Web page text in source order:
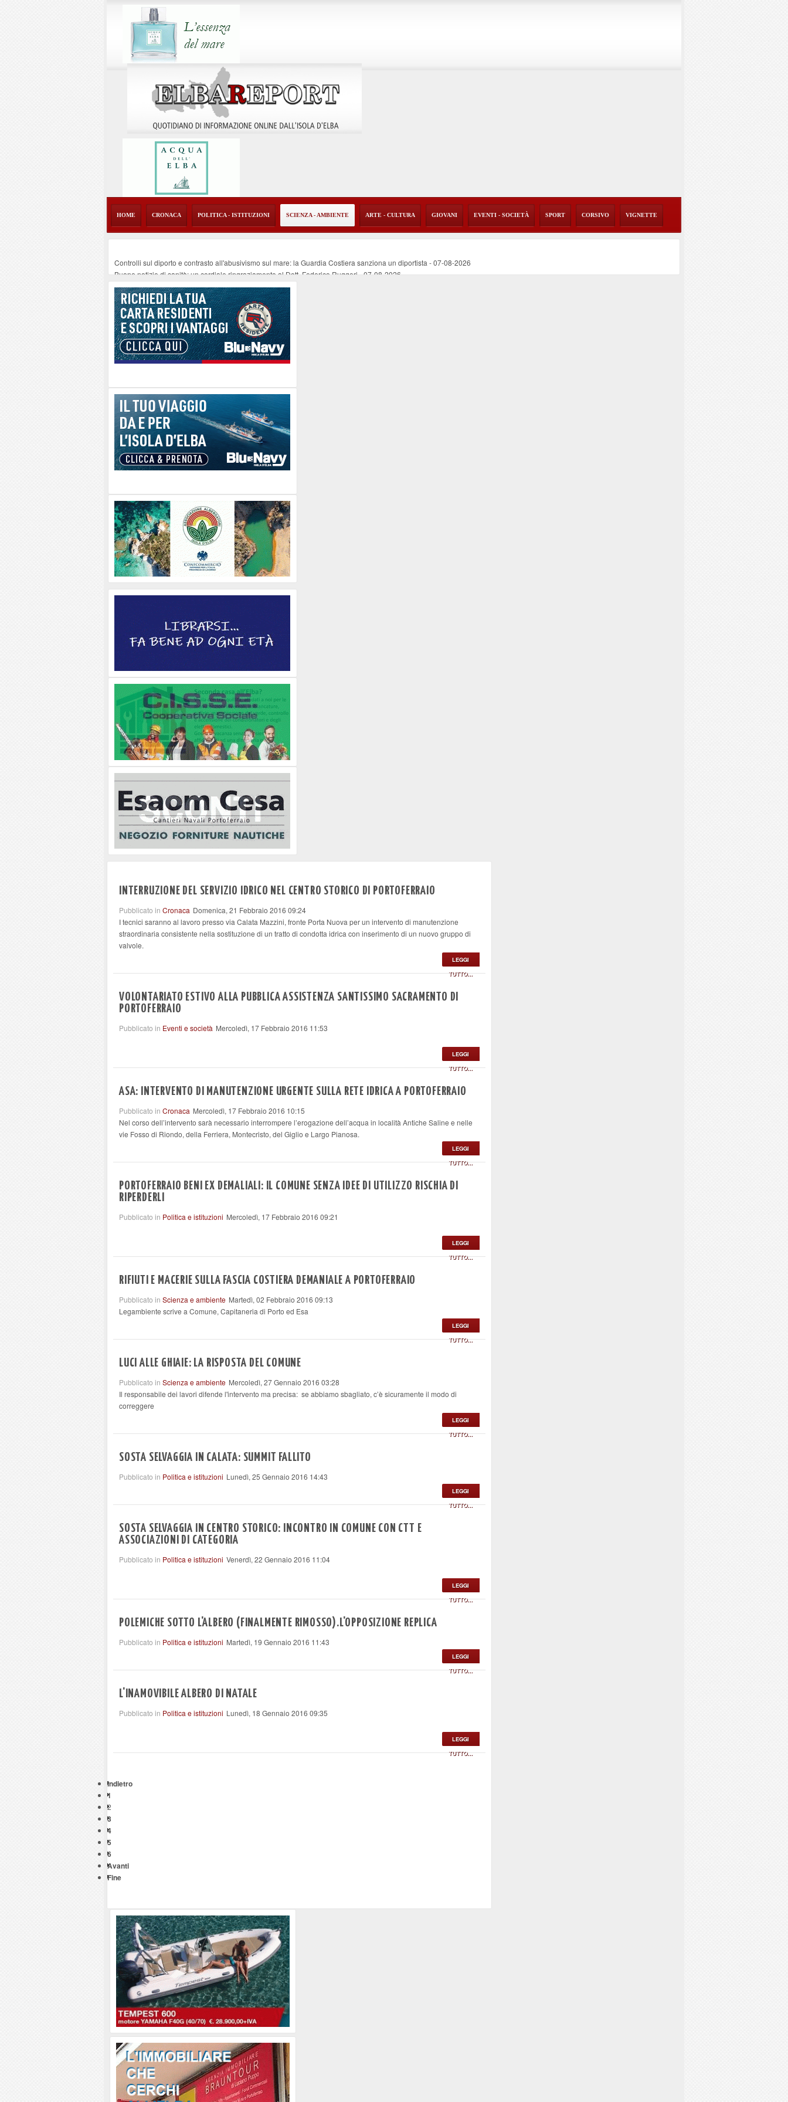
HOME CRONACA POLITICA - ISTITUZIONI SCIENZA - AMBIENTE ARTE - CULTURA GIOVANI EVENTI - SOCIETÀ SPORT CORSIVO VIGNETTE
Controlli sul diporto e contrasto all'abusivismo sul mare: la Guardia Costiera sanziona un diportista -07-08-2026
Buone notizie di sanità: un cordiale ringraziamento al Dott. Federico Ruggeri-07-08-2026
Altiero Spinelli e Ursula Hirschmann all'Elba: riaffiora una testimonianza del 1966
Capoliveri, potenziata la pulizia dei bordi stradali-07-08-2026
Marina di Campo tra i porti interessati dal nuovo piano dell'Autorità portuale regionale
INTERRUZIONE DEL SERVIZIO IDRICO NEL CENTRO STORICO DI PORTOFERRAIO
Pubblicato in Cronaca Domenica, 21 Febbraio 2016 09:24
I tecnici saranno al lavoro presso via Calata Mazzini, fronte Porta Nuova per un intervento di manutenzione
straordinaria consistente nella sostituzione di un tratto di condotta idrica con inserimento di un nuovo gruppo di
valvole.
LEGGI
TUTTO...
VOLONTARIATO ESTIVO ALLA PUBBLICA ASSISTENZA SANTISSIMO SACRAMENTO DI
PORTOFERRAIO
Pubblicato in Eventi e società Mercoledì, 17 Febbraio 2016 11:53
LEGGI
TUTTO...
ASA: INTERVENTO DI MANUTENZIONE URGENTE SULLA RETE IDRICA A PORTOFERRAIO
Pubblicato in Cronaca Mercoledì, 17 Febbraio 2016 10:15
Nel corso dell’intervento sarà necessario interrompere l’erogazione dell’acqua in località Antiche Saline e nelle
vie Fosso di Riondo, della Ferriera, Montecristo, del Giglio e Largo Pianosa.
LEGGI
TUTTO...
PORTOFERRAIO BENI EX DEMALIALI: IL COMUNE SENZA IDEE DI UTILIZZO RISCHIA DI
RIPERDERLI
Pubblicato in Politica e istituzioni Mercoledì, 17 Febbraio 2016 09:21
LEGGI
TUTTO...
RIFIUTI E MACERIE SULLA FASCIA COSTIERA DEMANIALE A PORTOFERRAIO
Pubblicato in Scienza e ambiente Martedì, 02 Febbraio 2016 09:13
Legambiente scrive a Comune, Capitaneria di Porto ed Esa
LEGGI
TUTTO...
LUCI ALLE GHIAIE: LA RISPOSTA DEL COMUNE
Pubblicato in Scienza e ambiente Mercoledì, 27 Gennaio 2016 03:28
Il responsabile dei lavori difende l'intervento ma precisa: se abbiamo sbagliato, c’è sicuramente il modo di
correggere
LEGGI
TUTTO...
SOSTA SELVAGGIA IN CALATA: SUMMIT FALLITO
Pubblicato in Politica e istituzioni Lunedì, 25 Gennaio 2016 14:43
LEGGI
TUTTO...
SOSTA SELVAGGIA IN CENTRO STORICO: INCONTRO IN COMUNE CON CTT E
ASSOCIAZIONI DI CATEGORIA
Pubblicato in Politica e istituzioni Venerdì, 22 Gennaio 2016 11:04
LEGGI
TUTTO...
POLEMICHE SOTTO L'ALBERO (FINALMENTE RIMOSSO).L'OPPOSIZIONE REPLICA
Pubblicato in Politica e istituzioni Martedì, 19 Gennaio 2016 11:43
LEGGI
TUTTO...
L'INAMOVIBILE ALBERO DI NATALE
Pubblicato in Politica e istituzioni Lunedì, 18 Gennaio 2016 09:35
LEGGI
TUTTO...
Indietro
1
2
3
4
5
6
Avanti
Fine